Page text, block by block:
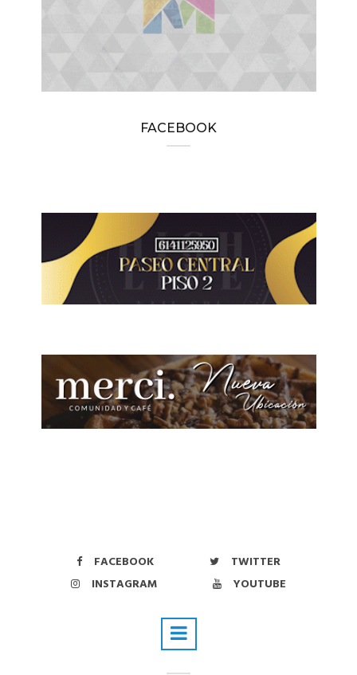
FACEBOOK
FACEBOOK
TWITTER
INSTAGRAM
YOUTUBE